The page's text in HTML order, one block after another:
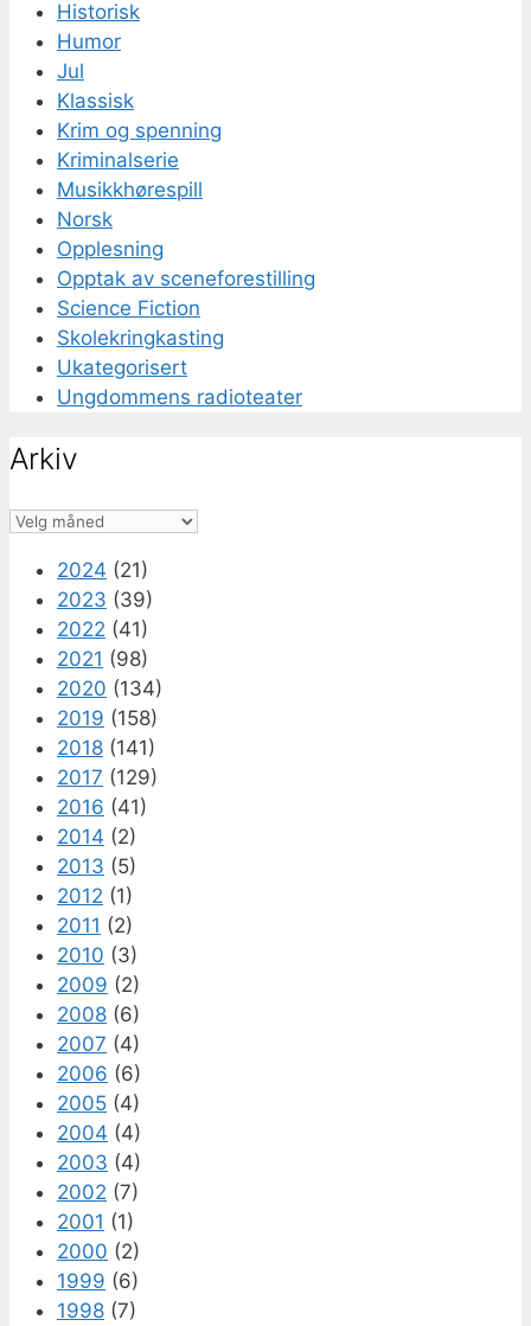
Historisk
Humor
Jul
Klassisk
Krim og spenning
Kriminalserie
Musikkhørespill
Norsk
Opplesning
Opptak av sceneforestilling
Science Fiction
Skolekringkasting
Ukategorisert
Ungdommens radioteater
Arkiv
Arkiv
2024 (21)
2023 (39)
2022 (41)
2021 (98)
2020 (134)
2019 (158)
2018 (141)
2017 (129)
2016 (41)
2014 (2)
2013 (5)
2012 (1)
2011 (2)
2010 (3)
2009 (2)
2008 (6)
2007 (4)
2006 (6)
2005 (4)
2004 (4)
2003 (4)
2002 (7)
2001 (1)
2000 (2)
1999 (6)
1998 (7)